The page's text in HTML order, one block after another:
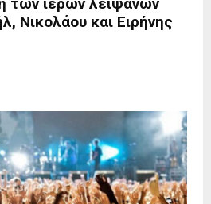
των ιερών λειψάνων
Νικολάου και Ειρήνης